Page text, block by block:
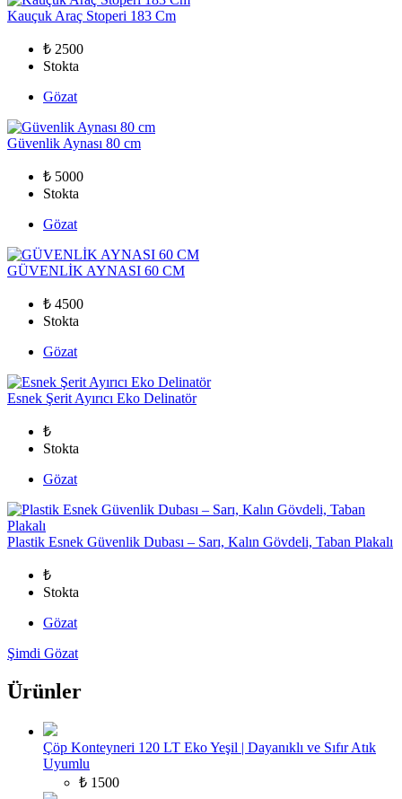
Kauçuk Araç Stoperi 183 Cm
₺ 2500
Stokta
Gözat
Güvenlik Aynası 80 cm
₺ 5000
Stokta
Gözat
GÜVENLİK AYNASI 60 CM
₺ 4500
Stokta
Gözat
Esnek Şerit Ayırıcı Eko Delinatör
₺
Stokta
Gözat
Plastik Esnek Güvenlik Dubası – Sarı, Kalın Gövdeli, Taban Plakalı
₺
Stokta
Gözat
Şimdi Gözat
Ürünler
Çöp Konteyneri 120 LT Eko Yeşil | Dayanıklı ve Sıfır Atık
Uyumlu
₺ 1500